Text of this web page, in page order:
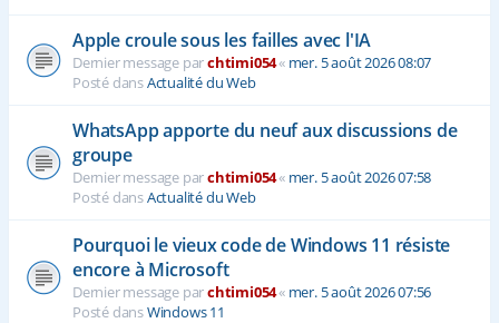
Apple croule sous les failles avec l'IA
Dernier message parchtimi054« mer. 5 août 2026 08:07
Posté dansActualité du Web
WhatsApp apporte du neuf aux discussions de
groupe
Dernier message parchtimi054« mer. 5 août 2026 07:58
Posté dansActualité du Web
Pourquoi le vieux code de Windows 11 résiste
encore à Microsoft
Dernier message parchtimi054« mer. 5 août 2026 07:56
Posté dansWindows 11